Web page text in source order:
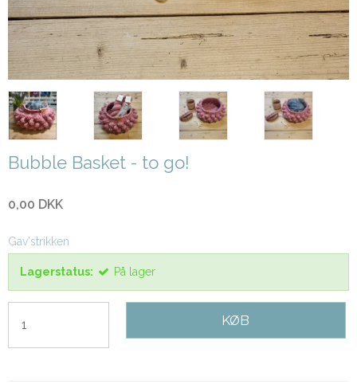
Bubble Basket - to go!
0,00 DKK
Gav'strikken
Lagerstatus: På lager
KØB